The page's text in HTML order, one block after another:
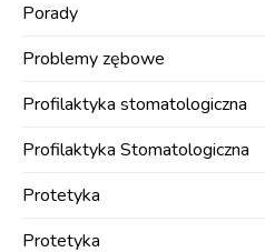
Porady
Problemy zębowe
Profilaktyka stomatologiczna
Profilaktyka Stomatologiczna
Protetyka
Protetyka